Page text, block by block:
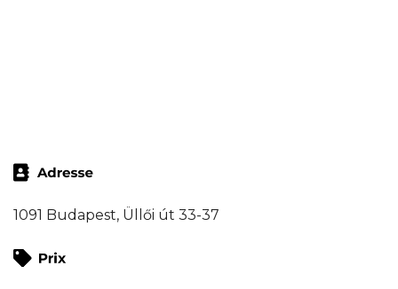
1091 Budapest, Üllői út 33-37